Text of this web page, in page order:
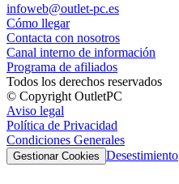
infoweb@outlet-pc.es
Cómo llegar
Contacta con nosotros
Canal interno de información
Programa de afiliados
Todos los derechos reservados
© Copyright OutletPC
Aviso legal
Política de Privacidad
Condiciones Generales
Gestionar Cookies Desestimiento